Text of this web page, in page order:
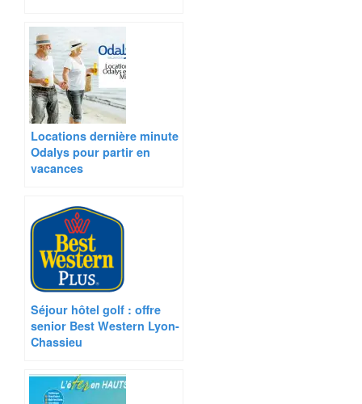
Locations dernière minute
Odalys pour partir en
vacances
Séjour hôtel golf : offre
senior Best Western Lyon-
Chassieu